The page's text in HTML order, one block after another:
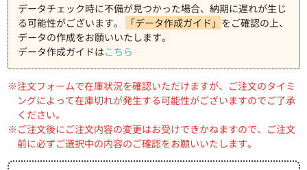
データチェック時に不備が見つかった場合、納期に遅れが生じ
る可能性がございます。
「データ作成ガイド」 をご確認の上、
データの作成をお願いいたします。
データ作成ガイドはこちら
注文フォームで在庫状況を確認いただけますが、ご注文のタイミ
ングによって在庫切れが発生する可能性がございますのでご了承
ください。
ご注文後にご注文内容の変更はお受けできかねますので、ご注文
前に必ずご選択中の内容のご確認をお願いいたします。